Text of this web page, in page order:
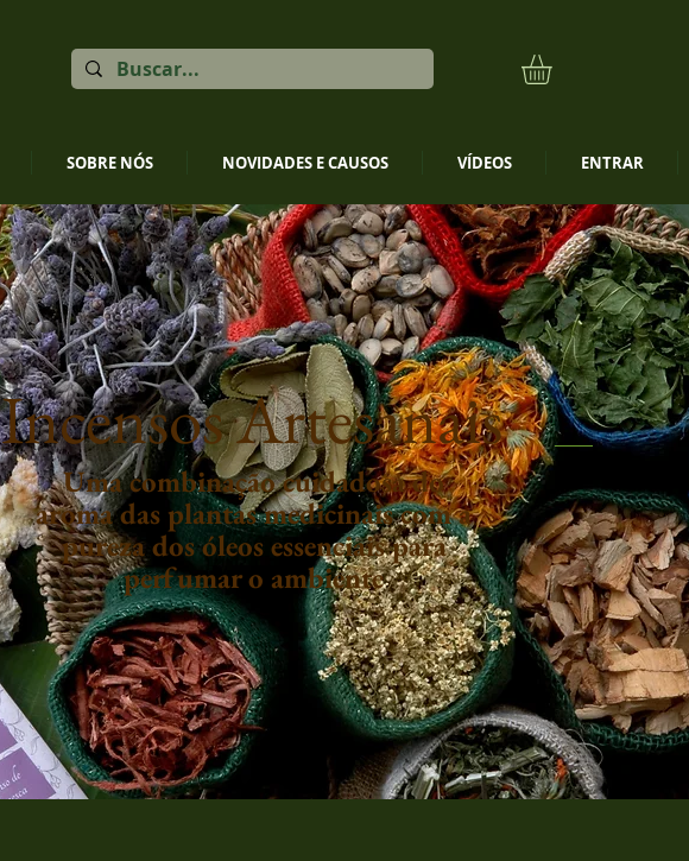
SOBRE NÓS NOVIDADES E CAUSOS VÍDEOS ENTRAR
Incensos Artesanais
Uma combinação cuidadosa do
aroma das plantas medicinais com a
pureza dos óleos essenciais para
perfumar o ambiente